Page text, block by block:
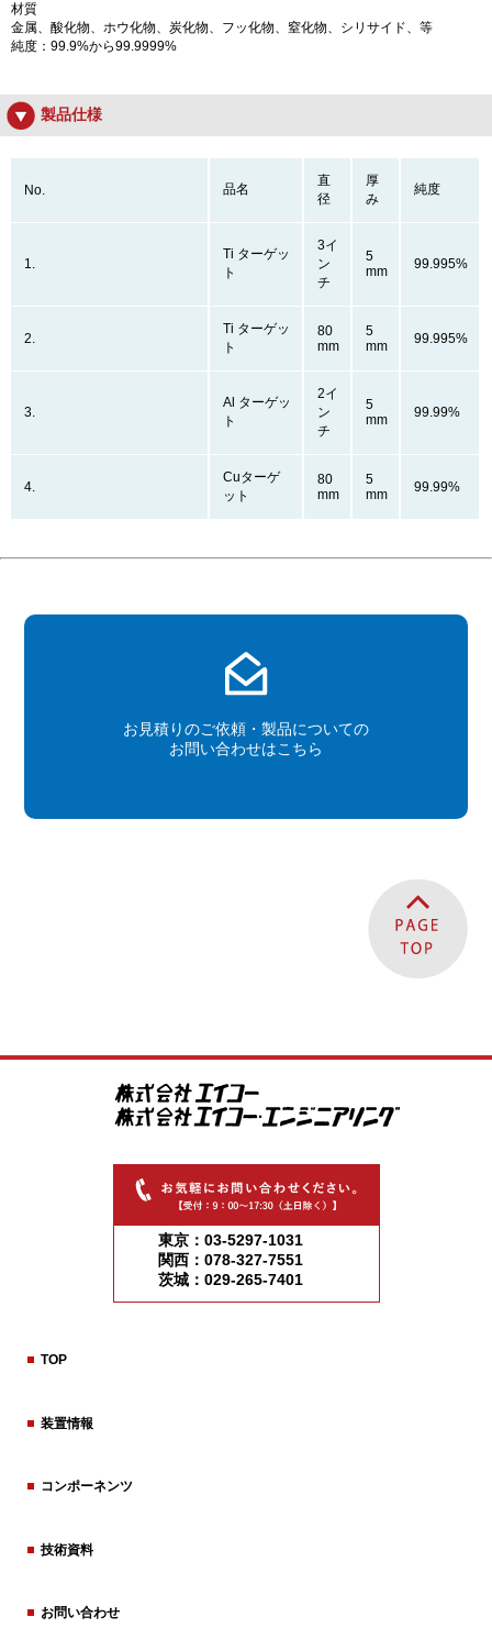
材質
金属、酸化物、ホウ化物、炭化物、フッ化物、窒化物、シリサイド、等
純度：99.9%から99.9999%
製品仕様
No. 品名
直
径
厚
み
純度
1.
Ti ターゲッ
ト
3イ
ン
チ
5
mm
99.995%
2.
Ti ターゲッ
ト
80
mm
5
mm
99.995%
3.
Al ターゲッ
ト
2イ
ン
チ
5
mm
99.99%
4.
Cuターゲ
ット
80
mm
5
mm
99.99%
お見積りのご依頼・製品についての
お問い合わせはこちら
東京：03-5297-1031
関西：078-327-7551
茨城：029-265-7401
TOP
装置情報
コンポーネンツ
技術資料
お問い合わせ